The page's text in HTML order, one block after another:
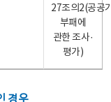
27조의2(공공
부패에
관한 조사·
평가)
경우